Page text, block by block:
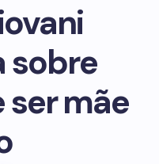
sobre
ser mãe